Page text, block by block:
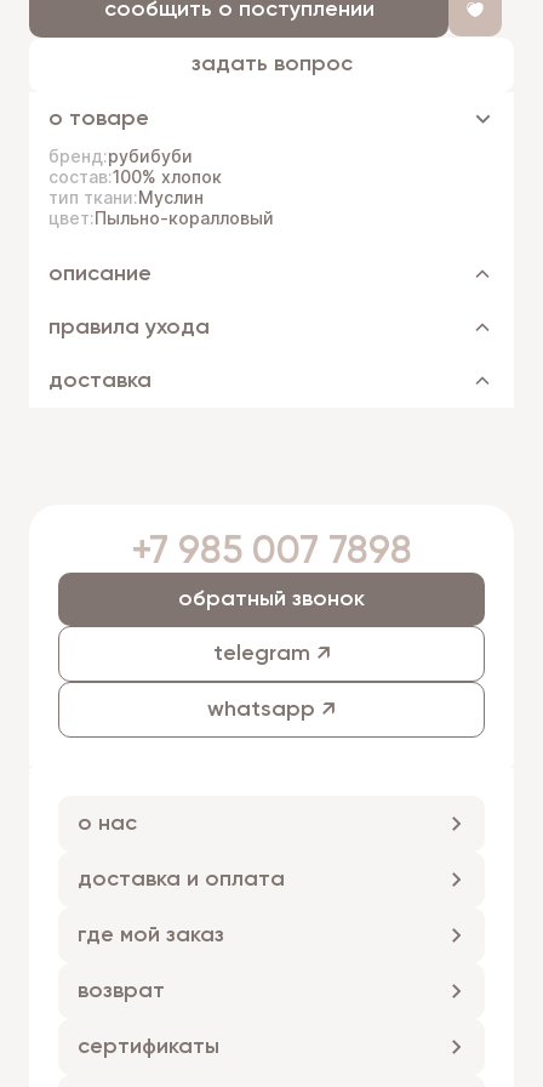
сообщить о поступлении
задать вопрос
о товаре
бренд:рубибуби
состав:100% хлопок
тип ткани:Муслин
цвет:Пыльно-коралловый
описание
правила ухода
доставка
+7 985 007 7898
telegram ↗
whatsapp ↗
обратный звонок
о нас
доставка и оплата
где мой заказ
возврат
сертификаты